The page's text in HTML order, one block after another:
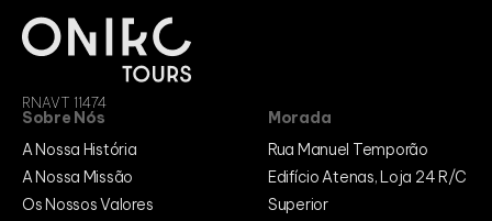
África
Angola
Cabo Verde
Marrocos
Moçambique
Europa
Bélgica
Bósnia e Herzegovina
RNAVT 11474
Morada
Rua Manuel Temporão
Edifício Atenas, Loja 24 R/C
Superior
Sobre Nós
A Nossa História
A Nossa Missão
Os Nossos Valores